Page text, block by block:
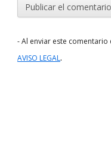
- Al enviar este
AVISO LEGAL.